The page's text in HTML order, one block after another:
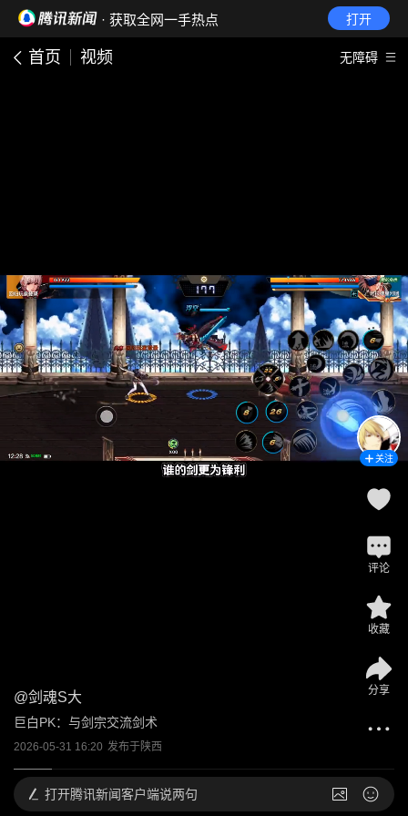
· 获取全网一手热点 打开
首页 视频 无障碍
@剑魂S大
巨白PK：与剑宗交流剑术
2026-05-31 16:20 发布于陕西
关注
评论
收藏
分享
打开腾讯新闻客户端说两句